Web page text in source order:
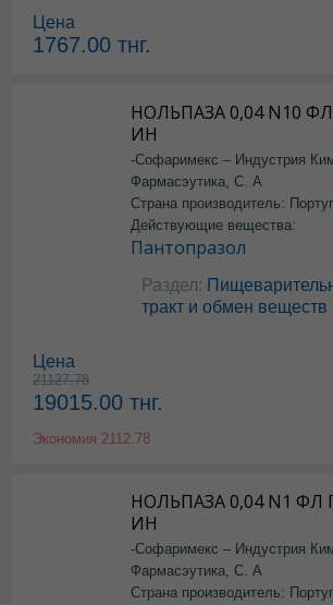
Цена
1767.00 тнг.
НОЛЬПАЗА 0,04 N10
ИН
-Софаримекс – Индустрия
Фармасэутика, С. А
Страна производитель:
Действующие вещества:
Пантопразол
Раздел:
тракт и обмен веществ
Цена
21127.78
19015.00 тнг.
Экономия 2112.78
НОЛЬПАЗА 0,04 N1 ФЛ
ИН
-Софаримекс – Индустрия
Фармасэутика, С. А
Страна производитель: